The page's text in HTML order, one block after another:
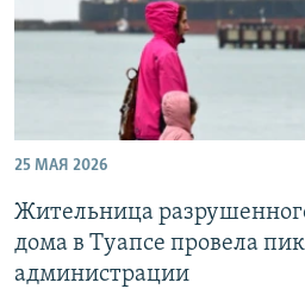
25 МАЯ 2026
Жительница
дома в Туапсе провела
администрации